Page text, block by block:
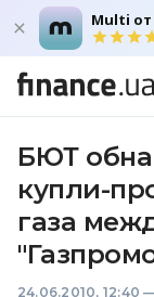
Multi от
БЮТ
купли-
газа
24.06.2010, 12:40